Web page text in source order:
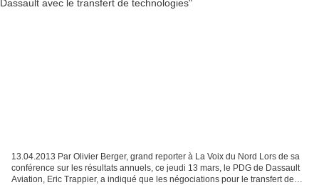
13.04.2013 Par Olivier Berger, grand reporter à La Voix du Nord Lors de sa
conférence sur les résultats annuels, ce jeudi 13 mars, le PDG de Dassault
Aviation, Eric Trappier, a indiqué que les négociations pour le transfert de